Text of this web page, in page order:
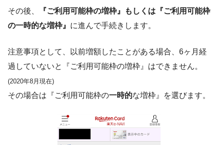
その後、
『ご利用可能枠の増枠』もしくは『ご利用可能枠
の一時的な増枠』 に進んで手続きします。
注意事項として、以前増額したことがある場合、6ヶ月経
過していないと『ご利用可能枠の増枠』はできません。
(2020年8月現在)
その場合は『ご利用可能枠の一時的な増枠』を選びます。